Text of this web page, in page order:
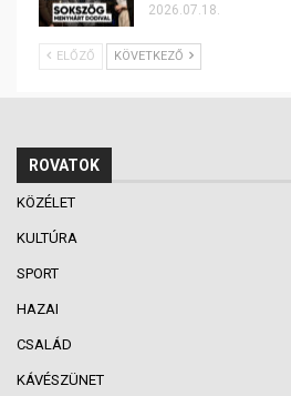
2026.07.18.
ELŐZŐ KÖVETKEZŐ
ROVATOK
KÖZÉLET
KULTÚRA
SPORT
HAZAI
CSALÁD
KÁVÉSZÜNET